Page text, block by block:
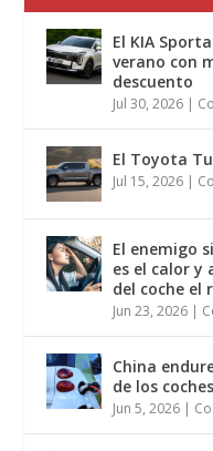
El KIA
verano con
descuento
Jul 30, 2026 |
El Toyota
Jul 15, 2026 |
El enemigo
es el calor y
del coche el
Jun 23, 2026 |
China
de los
Jun 5, 2026 |